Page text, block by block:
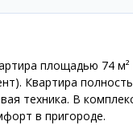
площадью 74
Квартира
техника. В
в пригороде.